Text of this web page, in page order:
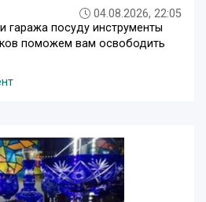
04.08.2026, 22:05
гаража посуду инструменты
поможем вам освободить